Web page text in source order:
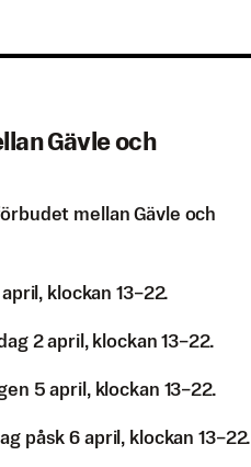
Gävle och
mellan Gävle och
klockan 13–22.
2 april, klockan 13–22.
5 april, klockan 13–22.
påsk 6 april, klockan 13–22.